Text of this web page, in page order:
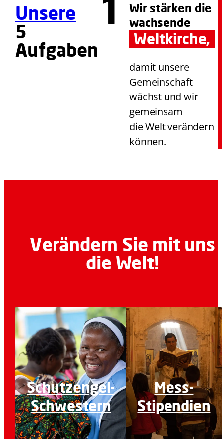
Unsere
5
Aufgaben
Wir stärken die
wachsende
Weltkirche,
damit unsere
Gemeinschaft
wächst und wir
gemeinsam
die Welt verändern
können.
Verändern Sie mit uns
die Welt!
Schutzengel-
Schwestern
Mess-
Stipendien